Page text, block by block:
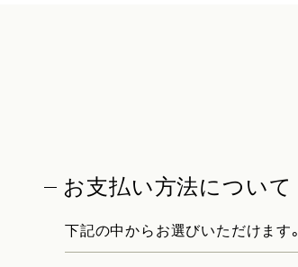
お支払い方法について
下記の中からお選びいただけます。